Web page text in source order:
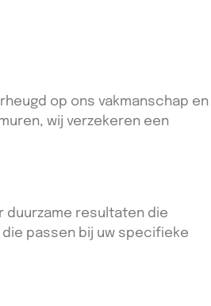
op ons vakmanschap en
wij verzekeren een
duurzame resultaten die
passen bij uw specifieke